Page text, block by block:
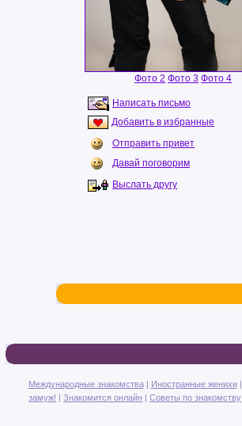
Фото 2 Фото 3 Фото 4
Написать письмо
Добавить в избранные
Отправить привет
Давай поговорим
Выслать другу
Международные знакомства| Иностранные женихи|
замуж! | Знакомится онлайн | Советы по знакомству